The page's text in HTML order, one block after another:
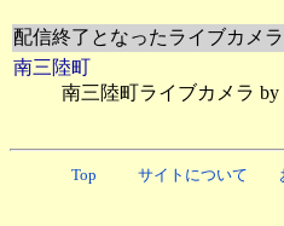
配信終了となったライブカメラ
南三陸町
南三陸町ライブカメラ by
Top サイトについて